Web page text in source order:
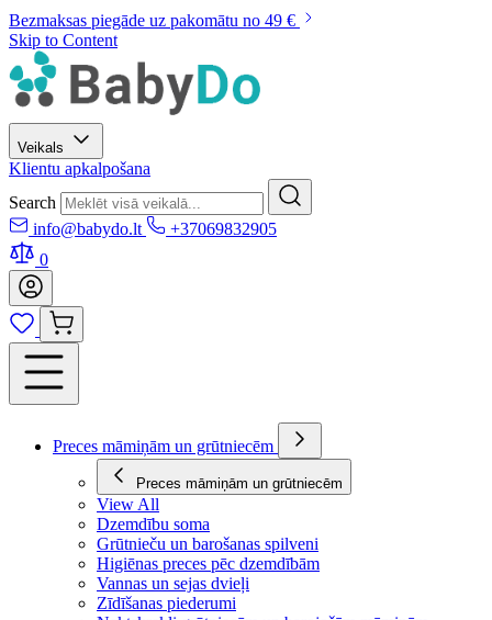
Bezmaksas piegāde uz pakomātu no 49 €
Skip to Content
Veikals
Klientu apkalpošana
Search
info@babydo.lt
+37069832905
0
Preces māmiņām un grūtniecēm
Preces māmiņām un grūtniecēm
View All
Dzemdību soma
Grūtnieču un barošanas spilveni
Higiēnas preces pēc dzemdībām
Vannas un sejas dvieļi
Zīdīšanas piederumi